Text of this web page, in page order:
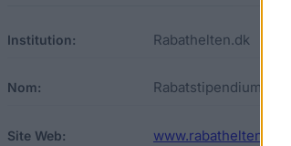
Institution: Rabathelten.dk
Nom: Rabatstipendium:
Site Web: